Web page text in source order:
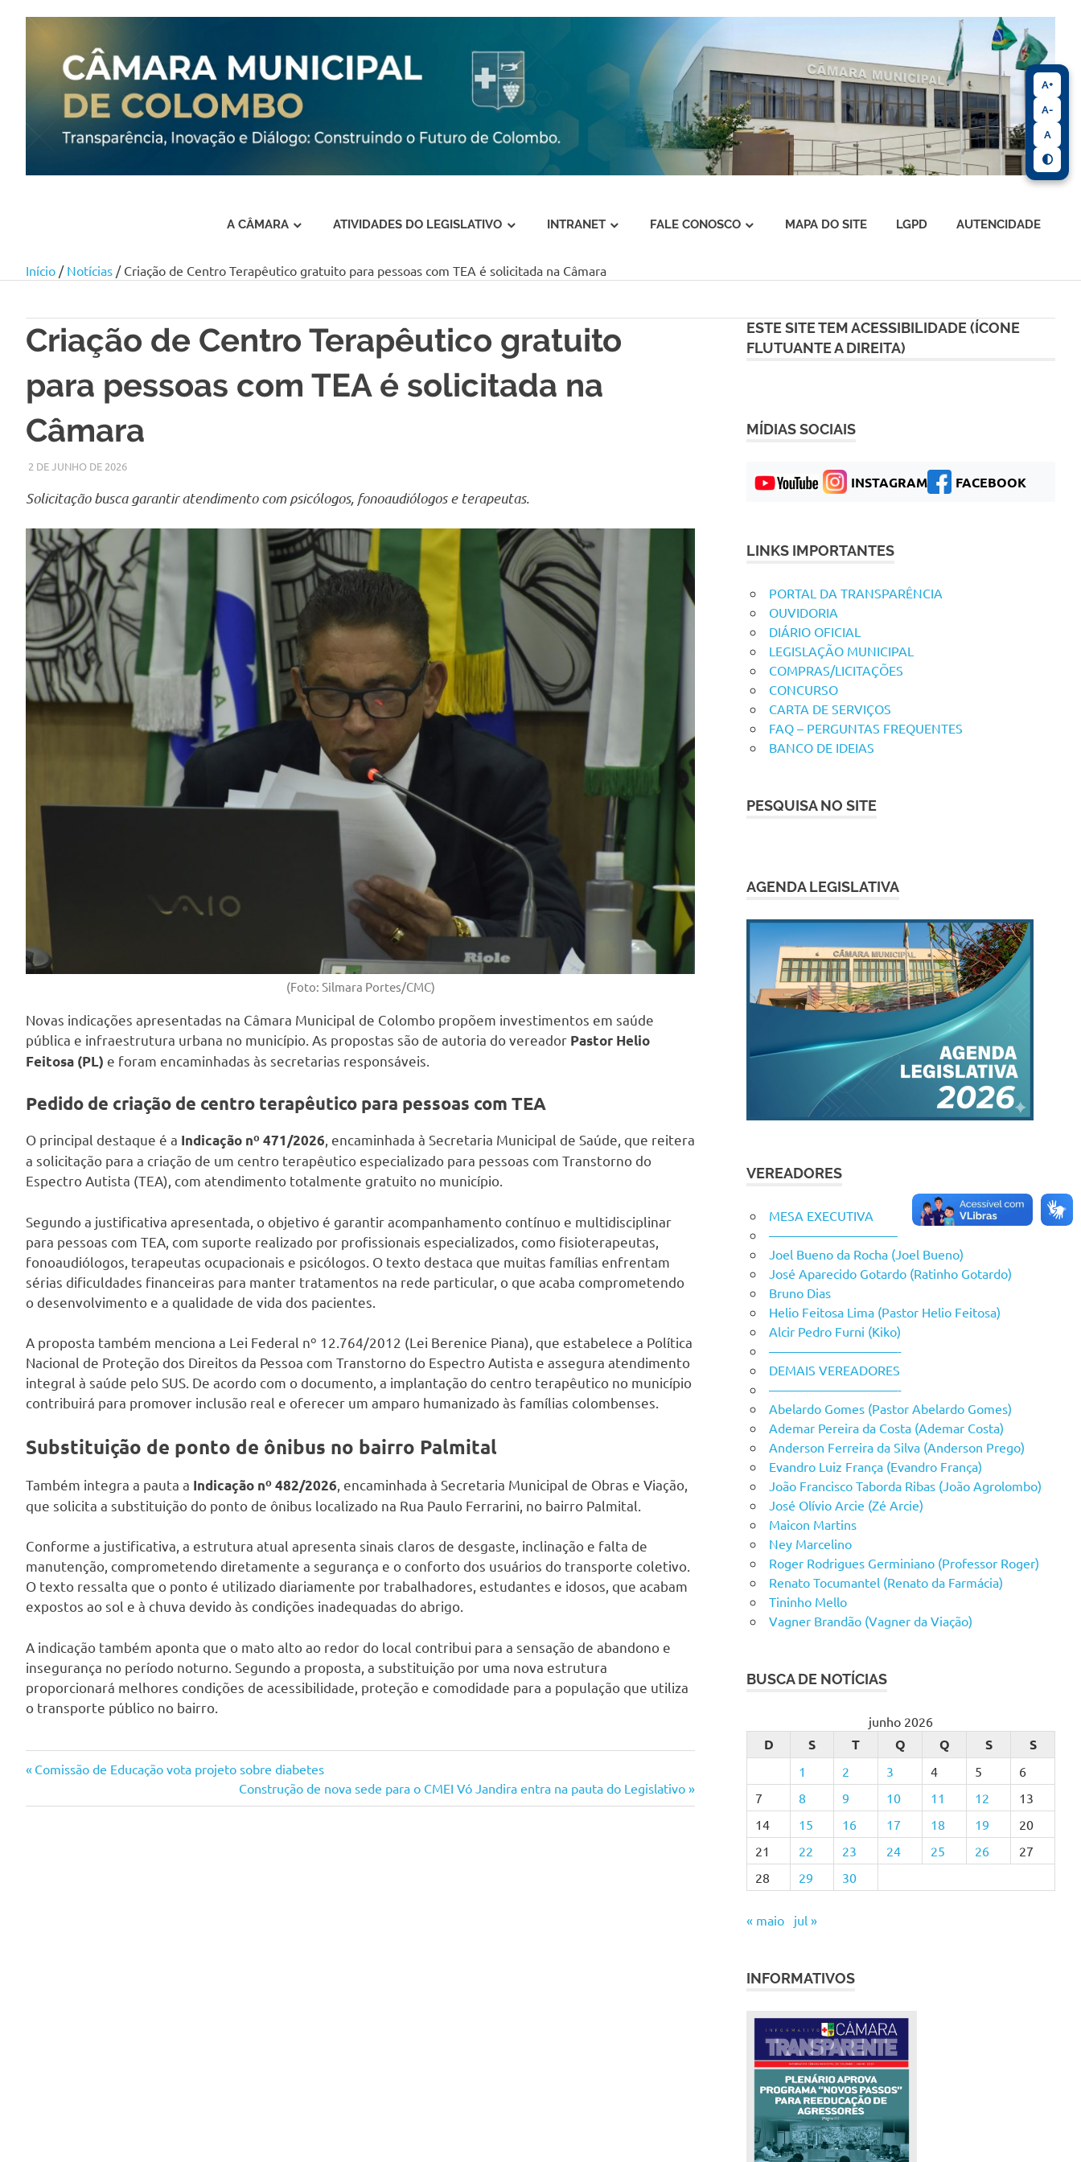
content
A CÂMARA ATIVIDADES DO LEGISLATIVO INTRANET FALE CONOSCO MAPA DO SITE LGPD AUTENCIDADE
Início / Notícias / Criação de Centro Terapêutico gratuito para pessoas com TEA é solicitada na Câmara
Criação de Centro Terapêutico gratuito
para pessoas com TEA é solicitada na
Câmara
2 DE JUNHO DE 2026LARISSA TURKO
NOTÍCIAS
Solicitação busca garantir atendimento com psicólogos, fonoaudiólogos e terapeutas.
(Foto: Silmara Portes/CMC)
Novas indicações apresentadas na Câmara Municipal de Colombo propõem investimentos em saúde
pública e infraestrutura urbana no município. As propostas são de autoria do vereador Pastor Helio
Feitosa (PL) e foram encaminhadas às secretarias responsáveis.
Pedido de criação de centro terapêutico para pessoas com TEA
O principal destaque é a Indicação nº 471/2026, encaminhada à Secretaria Municipal de Saúde, que reitera
a solicitação para a criação de um centro terapêutico especializado para pessoas com Transtorno do
Espectro Autista (TEA), com atendimento totalmente gratuito no município.
Segundo a justificativa apresentada, o objetivo é garantir acompanhamento contínuo e multidisciplinar
para pessoas com TEA, com suporte realizado por profissionais especializados, como fisioterapeutas,
fonoaudiólogos, terapeutas ocupacionais e psicólogos. O texto destaca que muitas famílias enfrentam
sérias dificuldades financeiras para manter tratamentos na rede particular, o que acaba comprometendo
o desenvolvimento e a qualidade de vida dos pacientes.
A proposta também menciona a Lei Federal nº 12.764/2012 (Lei Berenice Piana), que estabelece a Política
Nacional de Proteção dos Direitos da Pessoa com Transtorno do Espectro Autista e assegura atendimento
integral à saúde pelo SUS. De acordo com o documento, a implantação do centro terapêutico no município
contribuirá para promover inclusão real e oferecer um amparo humanizado às famílias colombenses.
Substituição de ponto de ônibus no bairro Palmital
Também integra a pauta a Indicação nº 482/2026 , encaminhada à Secretaria Municipal de Obras e Viação,
que solicita a substituição do ponto de ônibus localizado na Rua Paulo Ferrarini, no bairro Palmital.
Conforme a justificativa, a estrutura atual apresenta sinais claros de desgaste, inclinação e falta de
manutenção, comprometendo diretamente a segurança e o conforto dos usuários do transporte coletivo.
O texto ressalta que o ponto é utilizado diariamente por trabalhadores, estudantes e idosos, que acabam
expostos ao sol e à chuva devido às condições inadequadas do abrigo.
A indicação também aponta que o mato alto ao redor do local contribui para a sensação de abandono e
insegurança no período noturno. Segundo a proposta, a substituição por uma nova estrutura
proporcionará melhores condições de acessibilidade, proteção e comodidade para a população que utiliza
o transporte público no bairro.
Navegação
de
Previous
Comissão de Educação vota projeto sobre diabetes
Next
Post:
Construção de nova sede para o CMEI Vó Jandira entra na pauta do Legislativo
ESTE SITE TEM ACESSIBILIDADE (ÍCONE
FLUTUANTE A DIREITA)
MÍDIAS SOCIAIS
INSTAGRAM FACEBOOK
LINKS IMPORTANTES
PORTAL DA TRANSPARÊNCIA
OUVIDORIA
DIÁRIO OFICIAL
LEGISLAÇÃO MUNICIPAL
COMPRAS/LICITAÇÕES
CONCURSO
CARTA DE SERVIÇOS
FAQ – PERGUNTAS FREQUENTES
BANCO DE IDEIAS
PESQUISA NO SITE
AGENDA LEGISLATIVA
VEREADORES
MESA EXECUTIVA
——————————
Joel Bueno da Rocha (Joel Bueno)
José Aparecido Gotardo (Ratinho Gotardo)
Bruno Dias
Helio Feitosa Lima (Pastor Helio Feitosa)
Alcir Pedro Furni (Kiko)
——————————-
DEMAIS VEREADORES
——————————-
Abelardo Gomes (Pastor Abelardo Gomes)
Ademar Pereira da Costa (Ademar Costa)
Anderson Ferreira da Silva (Anderson Prego)
Evandro Luiz França (Evandro França)
João Francisco Taborda Ribas (João Agrolombo)
José Olívio Arcie (Zé Arcie)
Maicon Martins
Ney Marcelino
Roger Rodrigues Germiniano (Professor Roger)
Renato Tocumantel (Renato da Farmácia)
Tininho Mello
Vagner Brandão (Vagner da Viação)
BUSCA DE NOTÍCIAS
junho 2026
D S T Q Q S S
1 2 3 4 5
6
7
8 9 10 11 12
13
14
15 16 17 18 19
20
21
22 23 24 25 26
27
28
29 30
« maio jul »
INFORMATIVOS
A+
A-
A